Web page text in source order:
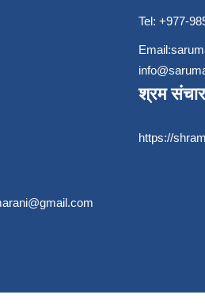
Tel: +977-
Email:
श्रम
https://